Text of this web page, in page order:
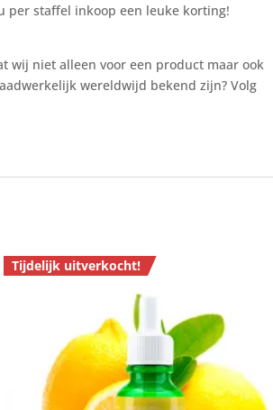
per staffel inkoop een leuke korting!
wij niet alleen voor een product maar ook
wereldwijd bekend zijn? Volg
Tijdelijk uitverkocht!